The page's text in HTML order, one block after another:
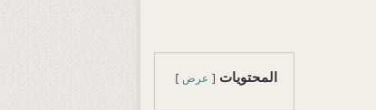
المحتويات عرض